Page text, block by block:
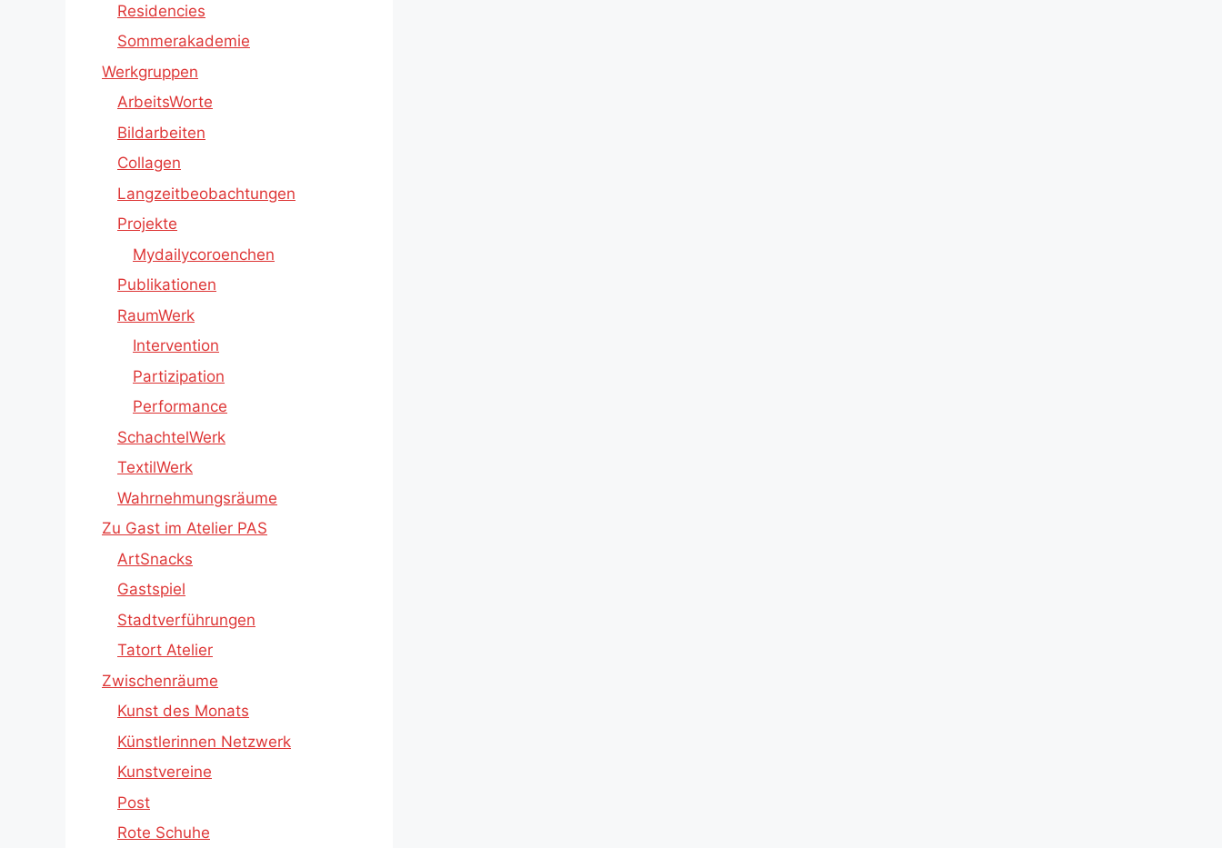
Residencies
Sommerakademie
Werkgruppen
ArbeitsWorte
Bildarbeiten
Collagen
Langzeitbeobachtungen
Projekte
Mydailycoroenchen
Publikationen
RaumWerk
Intervention
Partizipation
Performance
SchachtelWerk
TextilWerk
Wahrnehmungsräume
Zu Gast im Atelier PAS
ArtSnacks
Gastspiel
Stadtverführungen
Tatort Atelier
Zwischenräume
Kunst des Monats
Künstlerinnen Netzwerk
Kunstvereine
Post
Rote Schuhe